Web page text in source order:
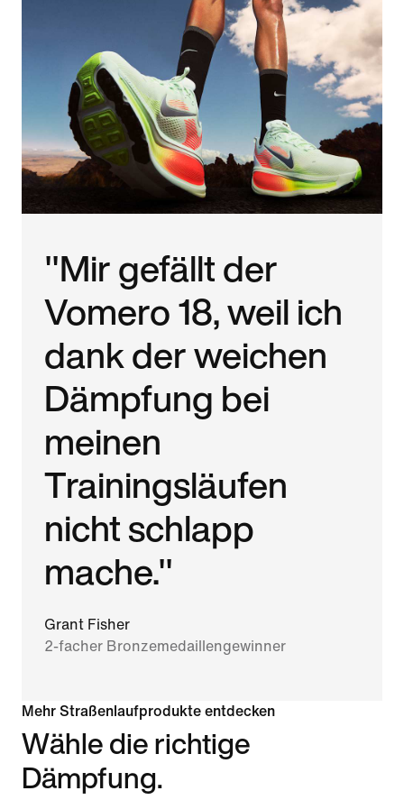
"Mir gefällt der
Vomero 18, weil ich
dank der weichen
Dämpfung bei
meinen
Trainingsläufen
nicht schlapp
mache."
Grant Fisher
2-facher Bronzemedaillengewinner
Mehr Straßenlaufprodukte entdecken
Wähle die richtige
Dämpfung.